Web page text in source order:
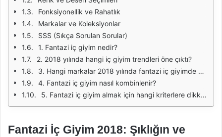
Fonksiyonellik ve Rahatlık
Markalar ve Koleksiyonlar
SSS (Sıkça Sorulan Sorular)
1. Fantazi iç giyim nedir?
2. 2018 yılında hangi iç giyim trendleri öne çıktı?
3. Hangi markalar 2018 yılında fantazi iç giyimde dikkat çekti?
4. Fantazi iç giyim nasıl kombinlenir?
5. Fantazi iç giyim almak için hangi kriterlere dikkat edilmeli?
Fantazi İç Giyim 2018: Şıklığın ve